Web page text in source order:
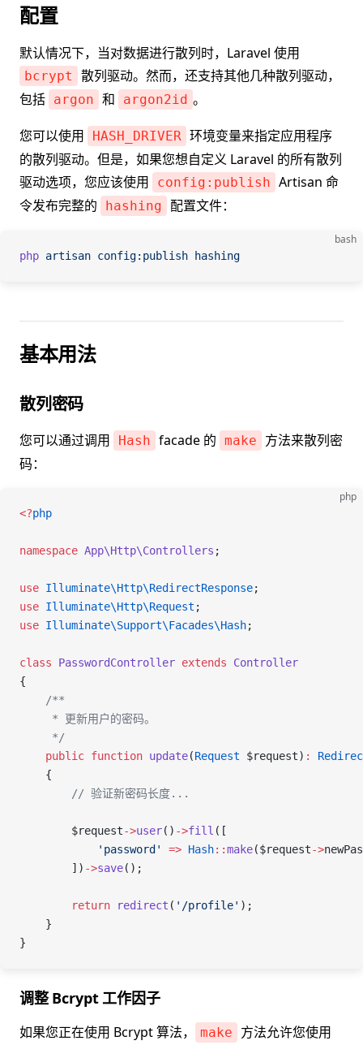
配置
默认情况下，当对数据进行散列时，Laravel 使用
bcrypt
散列驱动。然而，还支持其他几种散列驱动，
包括 argon 和 argon2id 。
您可以使用 HASH_DRIVER 环境变量来指定应用程序
的散列驱动。但是，如果您想自定义 Laravel 的所有散列
驱动选项，您应该使用
config:publish Artisan 命
令发布完整的
hashing 配置文件：
bash
php artisan config:publish hashing
基本用法
散列密码
您可以通过调用 Hash facade 的 make
方法来散列密
码：
php
<?php
namespace App\Http\Controllers ;
use Illuminate\Http\RedirectResponse;
use Illuminate\Http\Request ;
use Illuminate\Support\Facades\Hash;
class PasswordController extends Controller
{
    /**
     * 更新用户的密码。
     */
    public
function update(Request $request) :
    {
        // 验证新密码长度...
        $request
->user() ->fill ([
            'password'
=> Hash::make($request->
        ])
->save();
        return
redirect ( '/profile' );
    }
}
调整 Bcrypt 工作因子
如果您正在使用 Bcrypt 算法， make 方法允许您使用